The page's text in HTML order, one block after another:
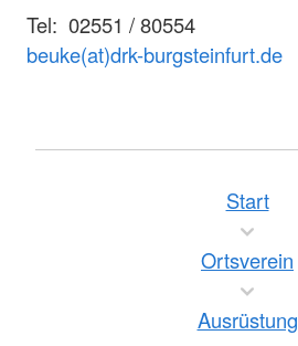
Tel: 02551 / 80554
beuke(at)drk-burgsteinfurt.de
Start
Ortsverein
Ausrüstung